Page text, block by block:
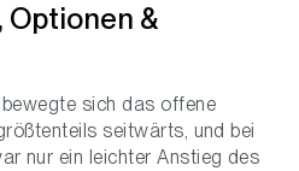
&
bewegte sich das offene
seitwärts, und bei
nur ein leichter Anstieg des